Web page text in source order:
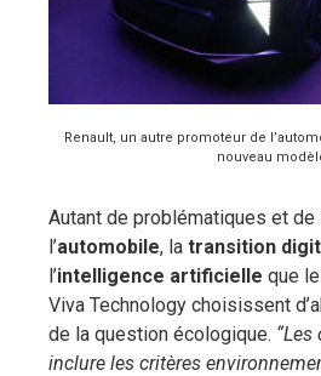
Renault, un autre promoteur de
nouveau
Autant de problématiques et
l’automobile, la transition
l’intelligence artificielle que
Viva Technology choisissent
de la question écologique.
inclure les critères